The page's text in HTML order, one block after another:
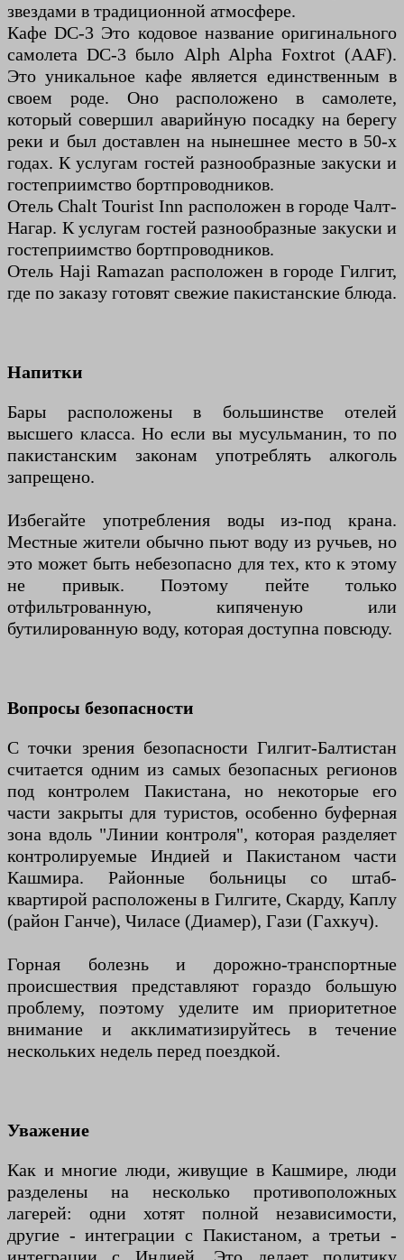
звездами в традиционной атмосфере.
Кафе DC-3 Это кодовое название оригинального
самолета DC-3 было Alph Alpha Foxtrot (AAF).
Это уникальное кафе является единственным в
своем роде. Оно расположено в самолете,
который совершил аварийную посадку на берегу
реки и был доставлен на нынешнее место в 50-х
годах. К услугам гостей разнообразные закуски и
гостеприимство бортпроводников.
Отель Chalt Tourist Inn расположен в городе Чалт-
Нагар. К услугам гостей разнообразные закуски и
гостеприимство бортпроводников.
Отель Haji Ramazan расположен в городе Гилгит,
где по заказу готовят свежие пакистанские блюда.
Напитки
Бары расположены в большинстве отелей
высшего класса. Но если вы мусульманин, то по
пакистанским законам употреблять алкоголь
запрещено.
Избегайте употребления воды из-под крана.
Местные жители обычно пьют воду из ручьев, но
это может быть небезопасно для тех, кто к этому
не привык. Поэтому пейте только
отфильтрованную, кипяченую или
бутилированную воду, которая доступна повсюду.
Вопросы безопасности
С точки зрения безопасности Гилгит-Балтистан
считается одним из самых безопасных регионов
под контролем Пакистана, но некоторые его
части закрыты для туристов, особенно буферная
зона вдоль "Линии контроля", которая разделяет
контролируемые Индией и Пакистаном части
Кашмира. Районные больницы со штаб-
квартирой расположены в Гилгите, Скарду, Каплу
(район Ганче), Чиласе (Диамер), Гази (Гахкуч).
Горная болезнь и дорожно-транспортные
происшествия представляют гораздо большую
проблему, поэтому уделите им приоритетное
внимание и акклиматизируйтесь в течение
нескольких недель перед поездкой.
Уважение
Как и многие люди, живущие в Кашмире, люди
разделены на несколько противоположных
лагерей: одни хотят полной независимости,
другие - интеграции с Пакистаном, а третьи -